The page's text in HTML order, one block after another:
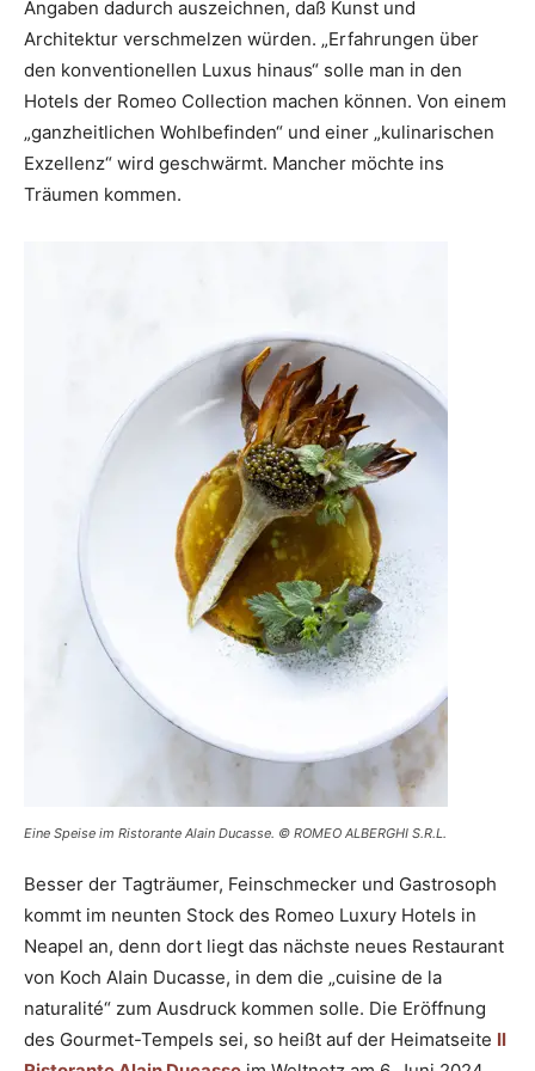
Angaben dadurch auszeichnen, daß Kunst und
Architektur verschmelzen würden. „Erfahrungen über
den konventionellen Luxus hinaus“ solle man in den
Hotels der Romeo Collection machen können. Von einem
„ganzheitlichen Wohlbefinden“ und einer „kulinarischen
Exzellenz“ wird geschwärmt. Mancher möchte ins
Träumen kommen.
Eine Speise im Ristorante Alain Ducasse. © ROMEO ALBERGHI S.R.L.
Besser der Tagträumer, Feinschmecker und Gastrosoph
kommt im neunten Stock des Romeo Luxury Hotels in
Neapel an, denn dort liegt das nächste neues Restaurant
von Koch Alain Ducasse, in dem die „cuisine de la
naturalité“ zum Ausdruck kommen solle. Die Eröffnung
des Gourmet-Tempels sei, so heißt auf der Heimatseite Il